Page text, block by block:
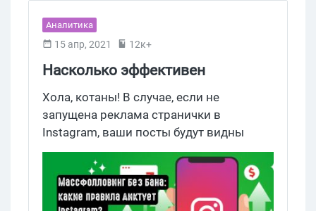
Аналитика
15 апр, 2021 12к+
Насколько эффективен
массфолловинг в Instagram в
2021 году?
Хола, котаны! В случае, если не
запущена реклама странички в
Instagram, ваши посты будут видны
только тем пользователям, которые за
вами следят. Основной метод
получения трафика на сайт из Instagram
— это переходы от публикаций с